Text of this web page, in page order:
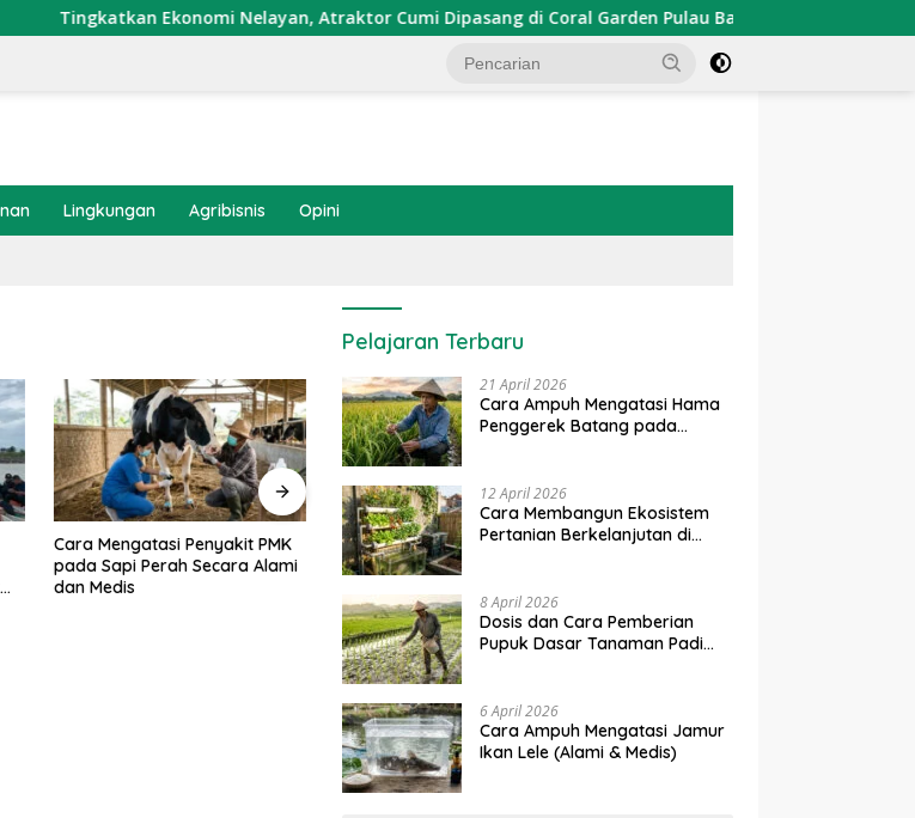
Tingkatkan Ekonomi Nelayan, Atraktor Cumi Dipasang di Coral Garden Pulau Barrang Caddi
Lingkungan Agribisnis Opini
Penyakit PMK
Perah Secara Alami
Dosis dan Cara Pemupukan
Tanaman Padi pada Fase
Penerapan IoT dalam
Pelajaran Terbaru
21 April 2026
Cara Ampuh Mengatasi Hama
Penggerek Batang pada
12 April 2026
Cara Membangun Ekosistem
Pertanian Berkelanjutan di
8 April 2026
Dosis dan Cara Pemberian
Pupuk Dasar Tanaman Padi
6 April 2026
Cara Ampuh Mengatasi Jamur
Ikan Lele (Alami & Medis)